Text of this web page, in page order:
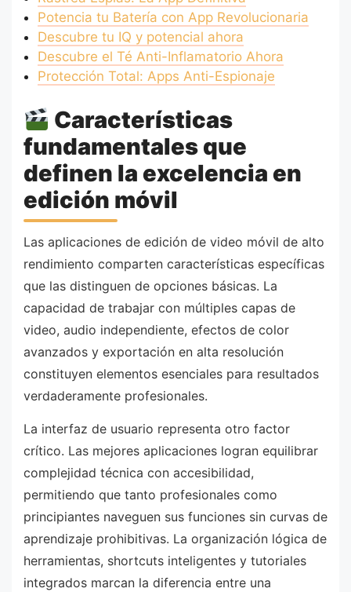
Potencia tu Batería con App Revolucionaria
Descubre tu IQ y potencial ahora
Descubre el Té Anti-Inflamatorio Ahora
Protección Total: Apps Anti-Espionaje
Características
fundamentales que
definen la excelencia en
edición móvil
Las aplicaciones de edición de video móvil de alto
rendimiento comparten características específicas
que las distinguen de opciones básicas. La
capacidad de trabajar con múltiples capas de
video, audio independiente, efectos de color
avanzados y exportación en alta resolución
constituyen elementos esenciales para resultados
verdaderamente profesionales.
La interfaz de usuario representa otro factor
crítico. Las mejores aplicaciones logran equilibrar
complejidad técnica con accesibilidad,
permitiendo que tanto profesionales como
principiantes naveguen sus funciones sin curvas de
aprendizaje prohibitivas. La organización lógica de
herramientas, shortcuts inteligentes y tutoriales
integrados marcan la diferencia entre una